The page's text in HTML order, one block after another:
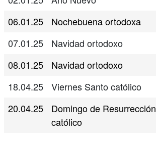
06.01.25
Nochebuena ortodoxa
07.01.25
Navidad ortodoxo
08.01.25
Navidad ortodoxo
18.04.25
Viernes Santo católico
20.04.25
Domingo de Resurrección
católico